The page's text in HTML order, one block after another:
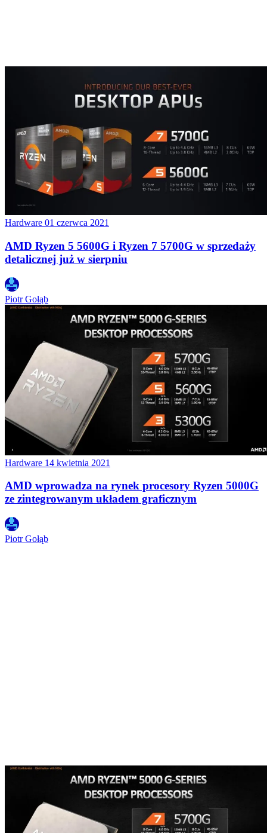
Hardware 01 czerwca 2021
AMD Ryzen 5 5600G i Ryzen 7 5700G w sprzedaży
detalicznej już w sierpniu
Piotr Gołąb
Hardware 14 kwietnia 2021
AMD wprowadza na rynek procesory Ryzen 5000G
ze zintegrowanym układem graficznym
Piotr Gołąb